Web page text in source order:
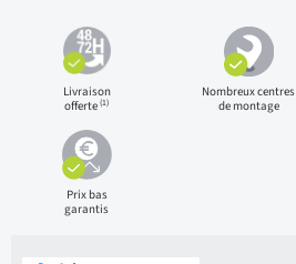
Livraison
offerte(1)
Nombreux centres
de montage
Prix bas
garantis